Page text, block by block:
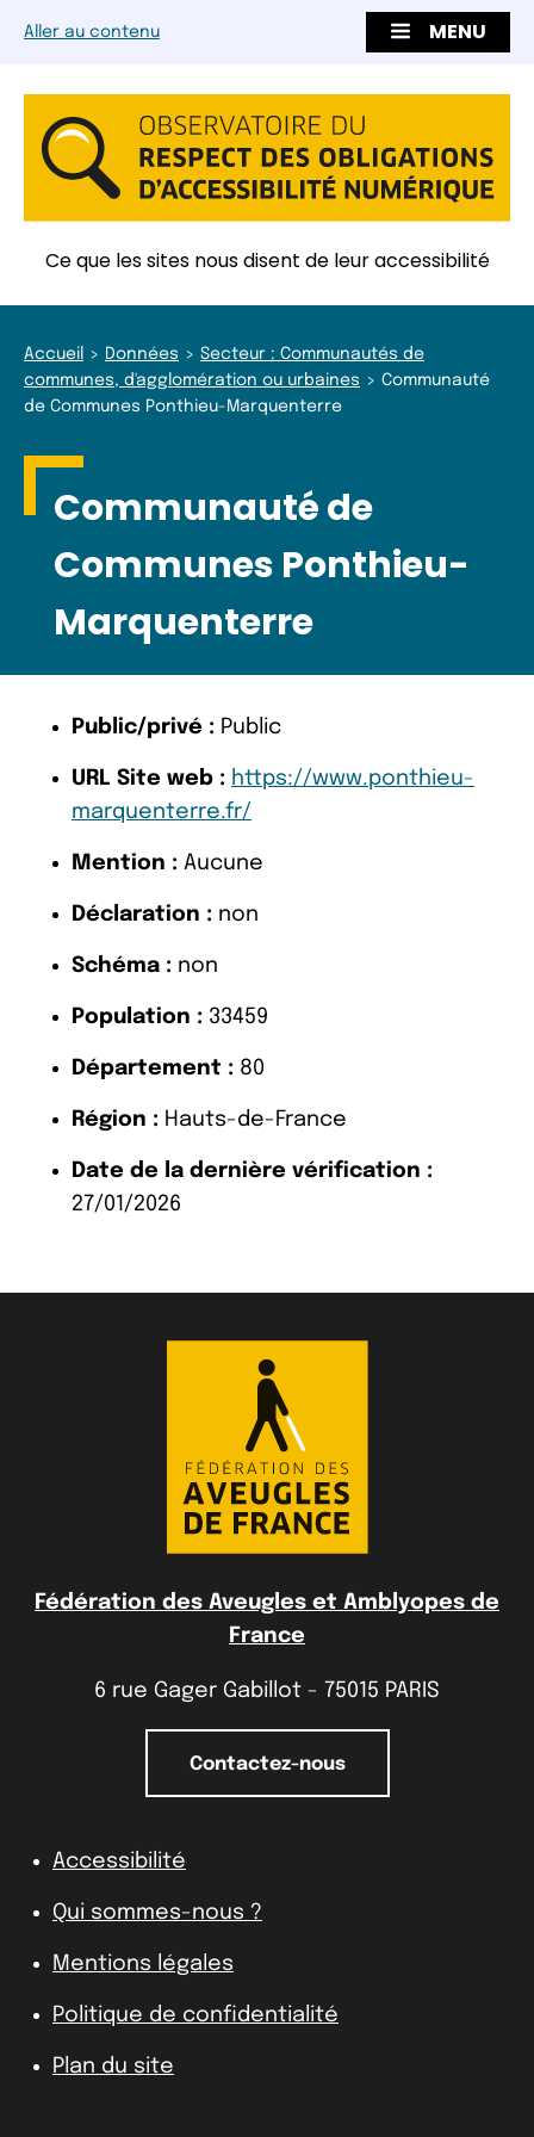
Aller au contenu MENU
Ce que les sites nous disent de leur accessibilité
Accueil Données
Secteur : Communautés de
communes, d'agglomération ou urbaines
Communauté
de Communes Ponthieu-Marquenterre
Communauté de
Communes Ponthieu-
Marquenterre
Public/privé : Public
URL Site web : https://www.ponthieu-
marquenterre.fr/
Mention : Aucune
Déclaration : non
Schéma : non
Population : 33459
Département : 80
Région : Hauts-de-France
Date de la dernière vérification :
27/01/2026
Fédération des Aveugles et Amblyopes de
France
6 rue Gager Gabillot - 75015 PARIS
Contactez-nous
Accessibilité
Qui sommes-nous ?
Mentions légales
Politique de confidentialité
Plan du site